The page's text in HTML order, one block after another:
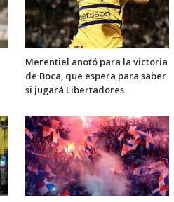
Merentiel anotó para la victoria
de Boca, que espera para saber
si jugará Libertadores